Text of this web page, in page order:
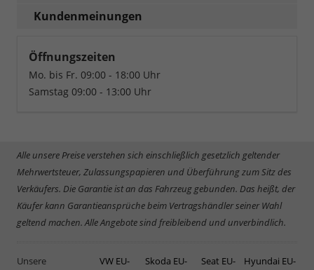
Kundenmeinungen
Öffnungszeiten
Mo. bis Fr. 09:00 - 18:00 Uhr
Samstag 09:00 - 13:00 Uhr
Alle unsere Preise verstehen sich einschließlich gesetzlich geltender
Mehrwertsteuer, Zulassungspapieren und Überführung zum Sitz des
Verkäufers. Die Garantie ist an das Fahrzeug gebunden. Das heißt, der
Käufer kann Garantieansprüche beim Vertragshändler seiner Wahl
geltend machen. Alle Angebote sind freibleibend und unverbindlich.
Unsere
VW EU-
Skoda EU-
Seat EU-
Hyundai EU-